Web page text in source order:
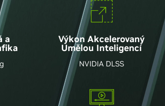
a Výkon Akcelerovaný
Umělou Inteligencí
NVIDIA DLSS